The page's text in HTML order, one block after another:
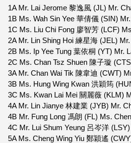
1A Mr. Lai Jerome 黎逸風 (JL) Mr.
1B Ms. Wah Sin Yee 華倩儀 (SIN)
1C Ms. Liu Chi Fong 廖智芳 (LCF)
2A Mr. Lin Shing Hoi 練星海 (JEL)
2B Ms. Ip Yee Tung 葉依桐 (YT) Mr.
2C Ms. Chan Tsz Shuen 陳子璇
3A Mr. Chan Wai Tik 陳韋迪 (CWT)
3B Ms. Hung Wing Kwan 洪穎筠
3C Ms. Kwan Lai Mei 關麗薇 (KLM)
4A Mr. Lin Jianye 林建業 (JYB) Mr.
4B Mr. Fung Long 馮朗 (FL) Ms.
4C Mr. Lui Shum Yeung 呂岑洋
5A Ms. Cheng Wing Yiu 鄭穎遙